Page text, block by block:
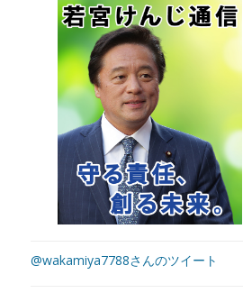
@wakamiya7788さんのツイート